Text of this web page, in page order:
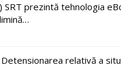
SRT prezintă tehnologia
Detensionarea relativă a